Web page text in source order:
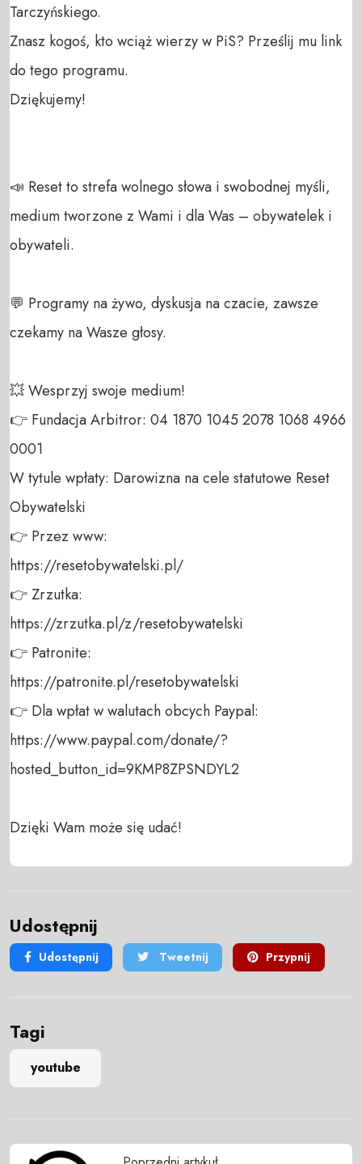
Tarczyńskiego.
Znasz kogoś, kto wciąż wierzy w PiS? Prześlij mu link
do tego programu.
Dziękujemy!
📣 Reset to strefa wolnego słowa i swobodnej myśli,
medium tworzone z Wami i dla Was – obywatelek i
obywateli.
💬 Programy na żywo, dyskusja na czacie, zawsze
czekamy na Wasze głosy.
💥 Wesprzyj swoje medium!
👉 Fundacja Arbitror: 04 1870 1045 2078 1068 4966
0001
W tytule wpłaty: Darowizna na cele statutowe Reset
Obywatelski
👉 Przez www:
https://resetobywatelski.pl/
👉 Zrzutka:
https://zrzutka.pl/z/resetobywatelski
👉 Patronite:
https://patronite.pl/resetobywatelski
👉 Dla wpłat w walutach obcych Paypal:
https://www.paypal.com/donate/?
hosted_button_id=9KMP8ZPSNDYL2
Dzięki Wam może się udać!
Udostępnij
Udostępnij Tweetnij Przypnij
Tagi
youtube